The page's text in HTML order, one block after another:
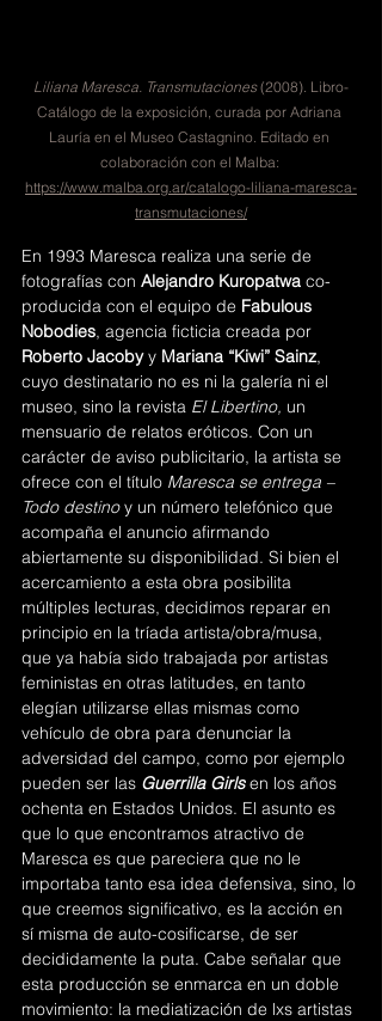
Liliana Maresca. Transmutaciones (2008). Libro-
Catálogo de la exposición, curada por Adriana
Lauría en el Museo Castagnino. Editado en
colaboración con el Malba:
https://www.malba.org.ar/catalogo-liliana-maresca-
transmutaciones/
En 1993 Maresca realiza una serie de
fotografías con Alejandro Kuropatwa co-
producida con el equipo de Fabulous
Nobodies, agencia ficticia creada por
Roberto Jacoby y Mariana “Kiwi” Sainz,
cuyo destinatario no es ni la galería ni el
museo, sino la revista El Libertino, un
mensuario de relatos eróticos. Con un
carácter de aviso publicitario, la artista se
ofrece con el título Maresca se entrega –
Todo destino y un número telefónico que
acompaña el anuncio afirmando
abiertamente su disponibilidad. Si bien el
acercamiento a esta obra posibilita
múltiples lecturas, decidimos reparar en
principio en la tríada artista/obra/musa,
que ya había sido trabajada por artistas
feministas en otras latitudes, en tanto
elegían utilizarse ellas mismas como
vehículo de obra para denunciar la
adversidad del campo, como por ejemplo
pueden ser las Guerrilla Girls en los años
ochenta en Estados Unidos. El asunto es
que lo que encontramos atractivo de
Maresca es que pareciera que no le
importaba tanto esa idea defensiva, sino, lo
que creemos significativo, es la acción en
sí misma de auto-cosificarse, de ser
decididamente la puta. Cabe señalar que
esta producción se enmarca en un doble
movimiento: la mediatización de lxs artistas